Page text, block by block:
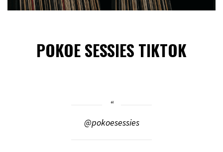
POKOE SESSIES TIKTOK
@pokoesessies